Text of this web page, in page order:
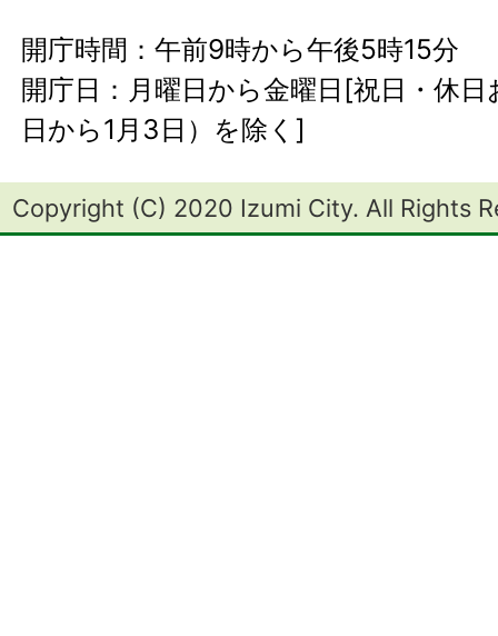
開庁時間：午前9時から午後5時15分
開庁日：月曜日から金曜日[祝日・休
日から1月3日）を除く]
Copyright (C) 2020 Izumi City. All Rights